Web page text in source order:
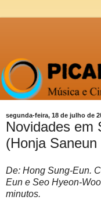
segunda-feira, 18 de julho de
Novidades em
(Honja
De: Hong Sung-Eun.
Eun e Seo Hyeon-
minutos.